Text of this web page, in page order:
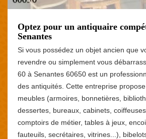
Optez pour un antiquaire
Senantes
Si vous possédez un objet ancien que
revendre ou simplement vous
60 à Senantes 60650 est un
des antiquités. Cette entreprise
meubles (armoires, bonnetières,
dessertes, bureaux, cabinets,
comptoirs de métier, tables à jeux,
fauteuils, secrétaires, vitrines...),